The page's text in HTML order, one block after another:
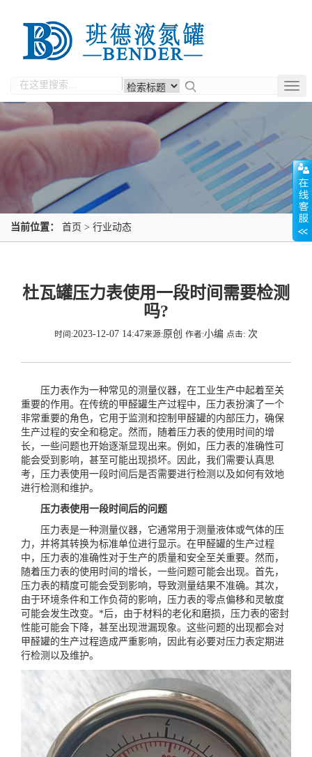
当前位置： 首页 > 行业动态
杜瓦罐压力表使用一段时间需要检测
吗?
时间:2023-12-07 14:47来源:原创 作者:小编 点击: 次
压力表作为一种常见的测量仪器，在工业生产中起着至关
重要的作用。在传统的甲醛罐生产过程中，压力表扮演了一个
非常重要的角色，它用于监测和控制甲醛罐的内部压力，确保
生产过程的安全和稳定。然而，随着压力表的使用时间的增
长，一些问题也开始逐渐显现出来。例如，压力表的准确性可
能会受到影响，甚至可能出现损坏。因此，我们需要认真思
考，压力表使用一段时间后是否需要进行检测以及如何有效地
进行检测和维护。
压力表使用一段时间后的问题
压力表是一种测量仪器，它通常用于测量液体或气体的压
力，并将其转换为标准单位进行显示。在甲醛罐的生产过程
中，压力表的准确性对于生产的质量和安全至关重要。然而，
随着压力表的使用时间的增长，一些问题可能会出现。首先，
压力表的精度可能会受到影响，导致测量结果不准确。其次，
由于环境条件和工作负荷的影响，压力表的零点偏移和灵敏度
可能会发生改变。*后，由于材料的老化和磨损，压力表的密封
性能可能会下降，甚至出现泄漏现象。这些问题的出现都会对
甲醛罐的生产过程造成严重影响，因此有必要对压力表定期进
行检测以及维护。